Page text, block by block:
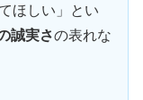
ほしい」とい
誠実さの表れな